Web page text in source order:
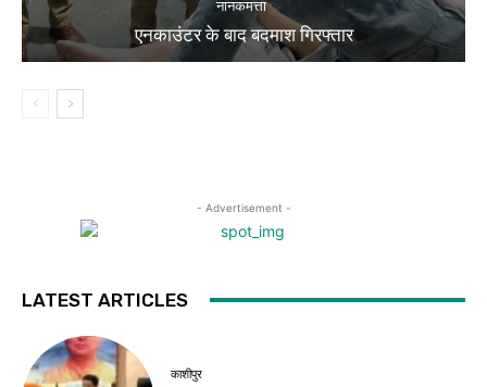
नानकमत्ता
एनकाउंटर के बाद बदमाश गिरफ्तार
- Advertisement -
LATEST ARTICLES
काशीपुर